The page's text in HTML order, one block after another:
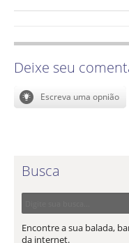
Deixe seu
Busca
Encontre a sua balada,
da internet.